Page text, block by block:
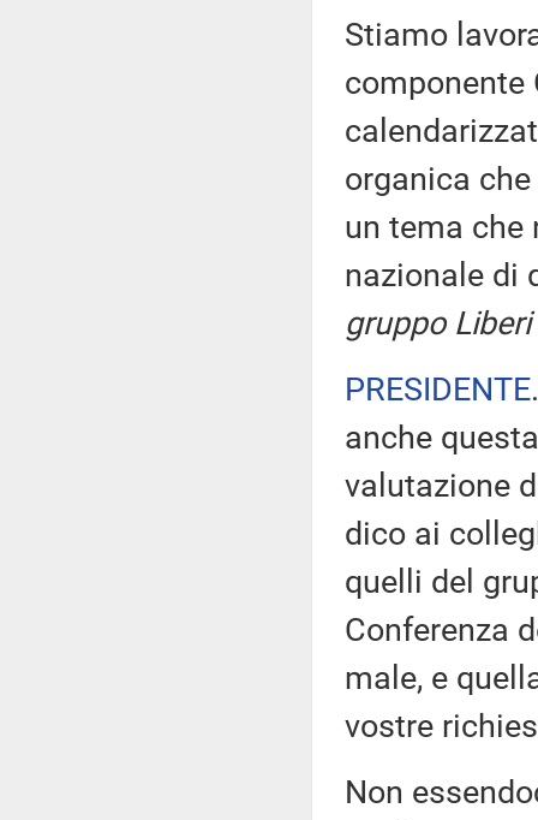
Stiamo
componente
organica
un tema che
nazionale di
gruppo
PRESIDENTE
anche
valutazione
dico ai
quelli del
Conferenza
male, e
vostre
Non